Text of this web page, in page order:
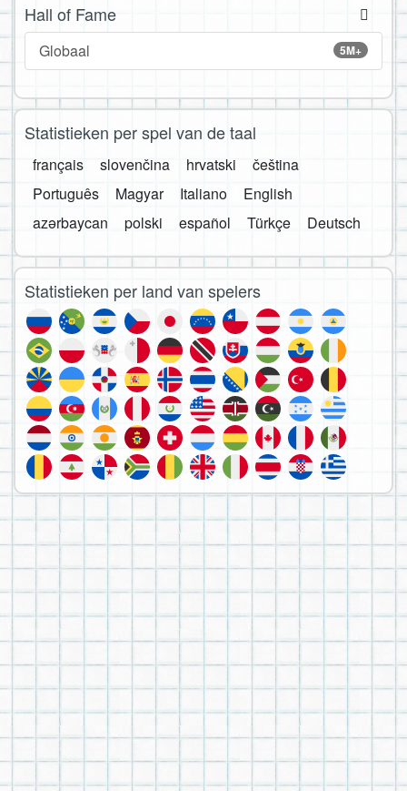
Hall of Fame
5M+
Globaal
Statistieken per spel van de taal
français slovenčina hrvatski
čeština
Português
Magyar Italiano
English
azərbaycan
polski español Türkçe Deutsch
Statistieken per land van spelers